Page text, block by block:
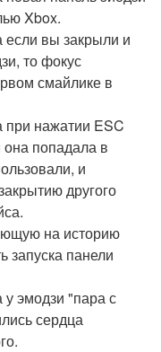
Xbox.
если вы закрыли и
то фокус
смайлике в
при нажатии ESC
попадала в
и
другого
на историю
запуска панели
эмодзи "пара с
сердца